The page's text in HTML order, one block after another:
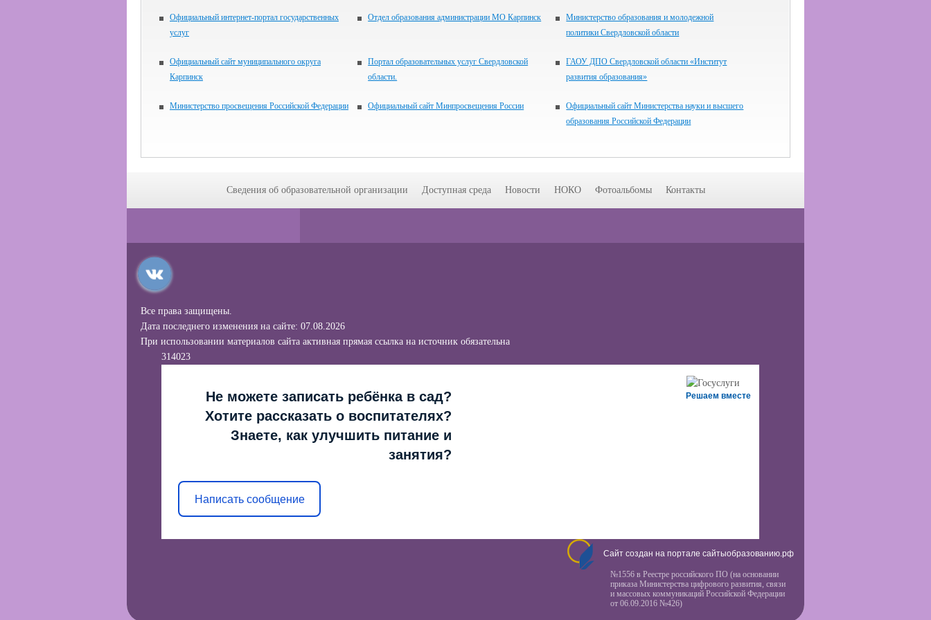
Официальный интернет-портал государственных
услуг
Отдел образования администрации МО Карпинск
Министерство образования и молодежной
политики Свердловской области
Официальный сайт муниципального округа
Карпинск
Портал образовательных услуг Свердловской
области.
ГАОУ ДПО Свердловской области «Институт
развития образования»
Министерство просвещения Российской Федерации Официальный сайт Минпросвещения России
Официальный сайт Министерства науки и высшего
образования Российской Федерации
Сведения об образовательной организации Доступная среда Новости НОКО Фотоальбомы Контакты
Все права защищены.
Дата последнего изменения на сайте: 07.08.2026
При использовании материалов сайта активная прямая ссылка на источник обязательна
314023
Решаем вместе
Не можете записать ребёнка в сад?
Хотите рассказать о воспитателях?
Знаете, как улучшить питание и
занятия?
Написать сообщение
Сайт создан на портале сайтыобразованию.рф
№1556 в Реестре российского ПО (на основании
приказа Министерства цифрового развития, связи
и массовых коммуникаций Российской Федерации
от 06.09.2016 №426)